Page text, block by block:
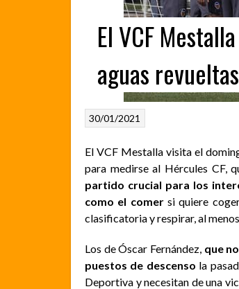
El VCF
aguas
30/01/2021
El VCF Mestalla visita el
para medirse al Hércules CF,
partido crucial para los
como el comersi quiere
clasificatoria y respirar, al
Los de Óscar Fernández, que
puestos de descenso la
Deportiva y necesitan de una